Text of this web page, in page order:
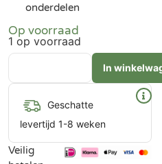
onderdelen
Op voorraad
1 op voorraad
In
Geschatte
levertijd 1-8 weken
Veilig